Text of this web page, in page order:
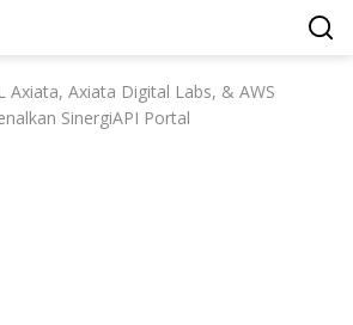
Axiata, Axiata Digital Labs, & AWS
SinergiAPI Portal